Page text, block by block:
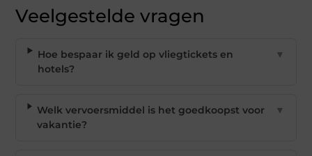
Veelgestelde vragen
Hoe bespaar ik geld op vliegtickets en
hotels?
▼
Welk vervoersmiddel is het goedkoopst voor
vakantie?
▼